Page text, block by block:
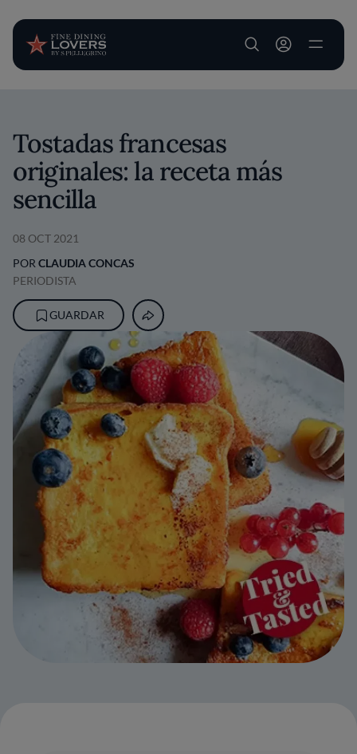
User account
Tostadas francesas
originales: la receta más
sencilla
08 OCT 2021
POR CLAUDIA CONCAS
PERIODISTA
GUARDAR